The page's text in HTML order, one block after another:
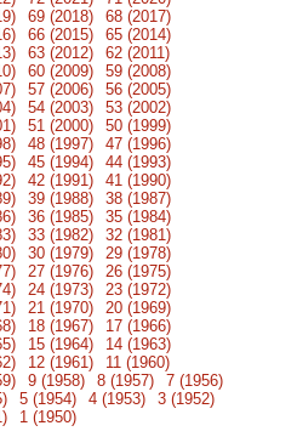
69 (2018)
68 (2017)
66 (2015)
65 (2014)
63 (2012)
62 (2011)
60 (2009)
59 (2008)
57 (2006)
56 (2005)
54 (2003)
53 (2002)
51 (2000)
50 (1999)
48 (1997)
47 (1996)
45 (1994)
44 (1993)
42 (1991)
41 (1990)
39 (1988)
38 (1987)
36 (1985)
35 (1984)
33 (1982)
32 (1981)
30 (1979)
29 (1978)
27 (1976)
26 (1975)
24 (1973)
23 (1972)
21 (1970)
20 (1969)
18 (1967)
17 (1966)
15 (1964)
14 (1963)
12 (1961)
11 (1960)
9 (1958) 8 (1957)
7 (1956)
5 (1954) 4 (1953)
3 (1952)
1 (1950)